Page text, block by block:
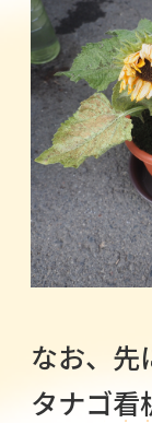
なお、先
タナゴ看